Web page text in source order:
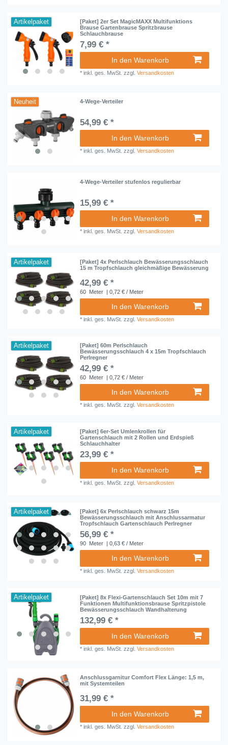
Artikelpaket
[Paket] 2er Set MagicMAXX Multifunktions
Brause Gartenbrause Spritzbrause
Schlauchbrause
7,99 € *
In den Warenkorb
*inkl. ges. MwSt. zzgl.Versandkosten
Neuheit 4-Wege-Verteiler
54,99 € *
In den Warenkorb
*inkl. ges. MwSt. zzgl.Versandkosten
4-Wege-Verteiler stufenlos regulierbar
15,99 € *
In den Warenkorb
*inkl. ges. MwSt. zzgl.Versandkosten
Artikelpaket
[Paket] 4x Perlschlauch Bewässerungsschlauch
15 m Tropfschlauch gleichmäßige Bewässerung
42,99 € *
60 Meter | 0,72 € / Meter
In den Warenkorb
*inkl. ges. MwSt. zzgl.Versandkosten
Artikelpaket
[Paket] 60m Perlschlauch
Bewässerungsschlauch 4 x 15m Tropfschlauch
Perlregner
42,99 € *
60 Meter | 0,72 € / Meter
In den Warenkorb
*inkl. ges. MwSt. zzgl.Versandkosten
Artikelpaket
[Paket] 6er-Set Umlenkrollen für
Gartenschlauch mit 2 Rollen und Erdspieß
Schlauchhalter
23,99 € *
In den Warenkorb
*inkl. ges. MwSt. zzgl.Versandkosten
Artikelpaket
[Paket] 6x Perlschlauch schwarz 15m
Bewässerungsschlauch mit Anschlussarmatur
Tropfschlauch Gartenschlauch Perlregner
56,99 € *
90 Meter | 0,63 € / Meter
In den Warenkorb
*inkl. ges. MwSt. zzgl.Versandkosten
Artikelpaket
[Paket] 8x Flexi-Gartenschlauch Set 10m mit 7
Funktionen Multifunktionsbrause Spritzpistole
Bewässerungsschlauch Wandhalterung
132,99 € *
In den Warenkorb
*inkl. ges. MwSt. zzgl.Versandkosten
Anschlussgarnitur Comfort Flex Länge: 1,5 m,
mit Systemteilen
31,99 € *
In den Warenkorb
*inkl. ges. MwSt. zzgl.Versandkosten